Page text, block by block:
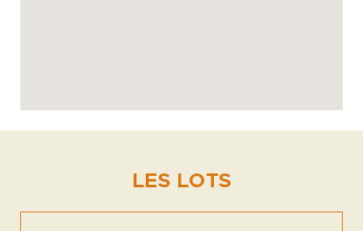
LES LOTS